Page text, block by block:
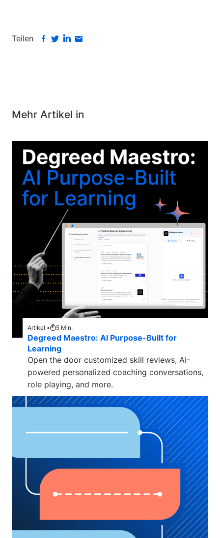
Teilen
Mehr Artikel in
Artikel • 5 Min.
Degreed Maestro: AI Purpose-Built for
Learning
Open the door customized skill reviews, AI-
powered personalized coaching conversations,
role playing, and more.